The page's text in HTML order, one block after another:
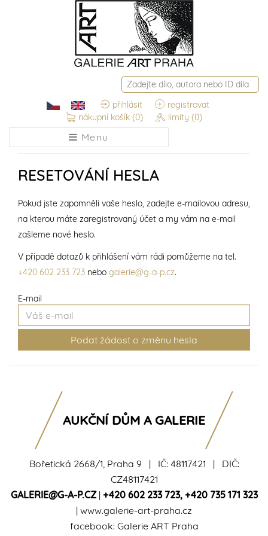
přihlásit
registrovat
nákupní košík (0) limity (0)
Menu
RESETOVÁNÍ HESLA
E-mail
Pokud jste zapomněli vaše heslo, zadejte e-mailovou adresu,
na kterou máte zaregistrovaný účet a my vám na e-mail
zašleme nové heslo.
V případě dotazů k přihlášení vám rádi pomůžeme na tel.
+420 602 233 723 nebo galerie@g-a-p.cz.
Bořetická 2668/1, Praha 9 | IČ: 48117421 | DIČ:
CZ48117421
GALERIE@G-A-P.CZ| +420 602 233 723, +420 735 171 323
| www.galerie-art-praha.cz
facebook: Galerie ART Praha
AUKČNÍ DŮM A GALERIE